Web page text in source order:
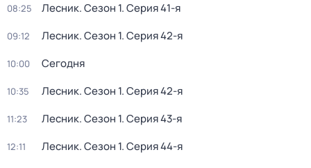
08:25 Лесник. Сезон 1. Серия 41-я
09:12 Лесник. Сезон 1. Серия 42-я
10:00 Сегодня
10:35 Лесник. Сезон 1. Серия 42-я
11:23 Лесник. Сезон 1. Серия 43-я
12:11 Лесник. Сезон 1. Серия 44-я